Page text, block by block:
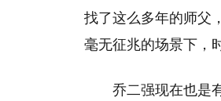
找了这么多年的师父
毫无征兆的场景下，
乔二强现在也是